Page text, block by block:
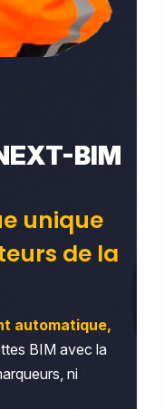
BIM
unique
de la
automatique,
BIM avec la
ni